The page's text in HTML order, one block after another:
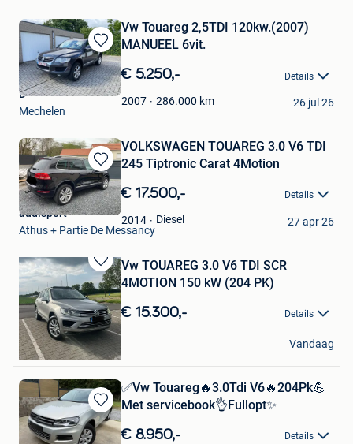
Bewaren
in
Mijn
Favorieten
Vw Touareg 2,5TDI 120kw.(2007)
MANUEEL 6vit.
€ 5.250,- Details
2007 286.000 km
D
Mechelen
26 jul 26
Bewaren
in
Mijn
Favorieten
VOLKSWAGEN TOUAREG 3.0 V6 TDI
245 Tiptronic Carat 4Motion
€ 17.500,- Details
2014 Diesel
audisport
Athus + Partie De Messancy
27 apr 26
Bewaren
in
Mijn
Favorieten
Vw TOUAREG 3.0 V6 TDI SCR
4MOTION 150 kW (204 PK)
€ 15.300,- Details
BORZCARS
Heers
Vandaag
Bewaren
in
✅Vw Touareg🔥3.0Tdi V6🔥204Pk💪
Met servicebook👌Fullopt✨
€ 8.950,- Details